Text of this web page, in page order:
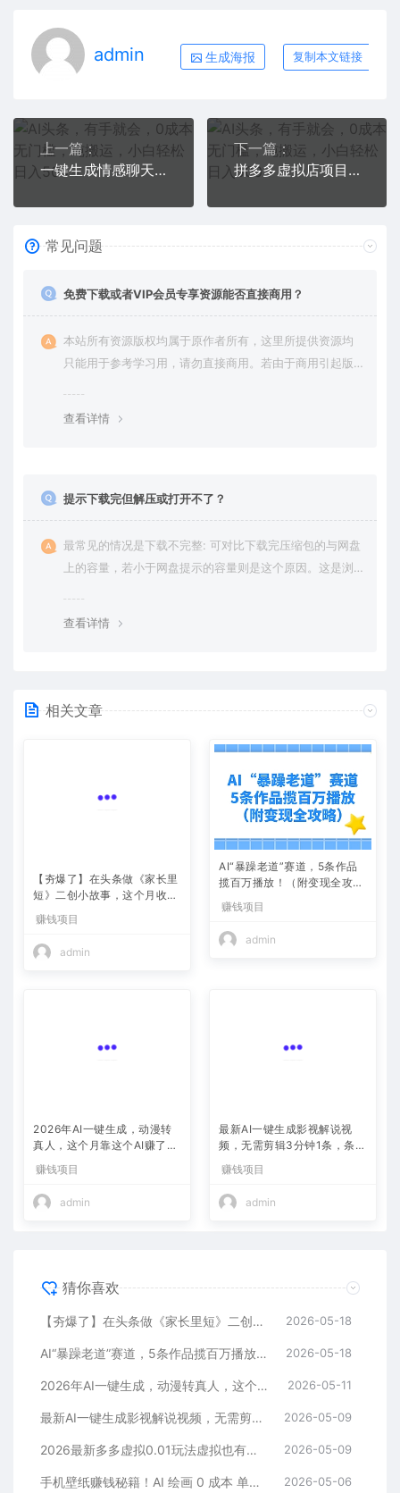
admin 生成海报 复制本文链接
上一篇：
一键生成情感聊天记录视频，视频号蓝海赛道，简单操作日入1000+
下一篇：
拼多多虚拟店项目，电脑挂机自动发货，单店日利润300+，可放大操作
常见问题
免费下载或者VIP会员专享资源能否直接商用？
本站所有资源版权均属于原作者所有，这里所提供资源均
只能用于参考学习用，请勿直接商用。若由于商用引起版
查看详情
提示下载完但解压或打开不了？
最常见的情况是下载不完整: 可对比下载完压缩包的与网盘
上的容量，若小于网盘提示的容量则是这个原因。这是浏
查看详情
相关文章
【夯爆了】在头条做《家长里
短》二创小故事，这个月收益
2w+
赚钱项目
admin
AI“暴躁老道”赛道，5条作品
揽百万播放！（附变现全攻
赚钱项目
admin
2026年AI一键生成，动漫转
真人，这个月靠这个AI赚了2
W+
赚钱项目
admin
最新AI一键生成影视解说视
频，无需剪辑3分钟1条，条条
爆款，多平台变现日入2000
+
赚钱项目
admin
猜你喜欢
【夯爆了】在头条做《家长里短》二创小故事，这个月收益2w+ 2026-05-18
AI“暴躁老道”赛道，5条作品揽百万播放！（附变现全攻略） 2026-05-18
2026年AI一键生成，动漫转真人，这个月靠这个AI赚了2W+ 2026-05-11
最新AI一键生成影视解说视频，无需剪辑3分钟1条，条条爆款，多平台变现日入2000+ 2026-05-09
2026最新多多虚拟0.01玩法虚拟也有新门路轻松日入2500! 2026-05-09
手机壁纸赚钱秘籍！AI 绘画 0 成本 单店狂销 3.8 万单 2026-05-06